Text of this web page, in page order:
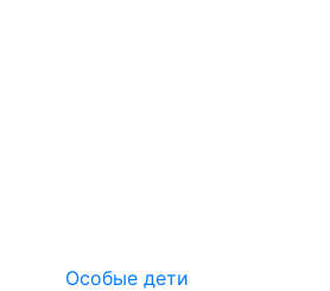
Особые дети